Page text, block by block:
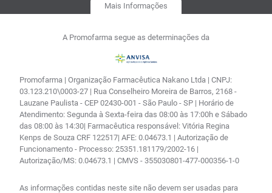
Mais Informações
A Promofarma segue as determinações da
Promofarma | Organização Farmacêutica Nakano Ltda | CNPJ:
03.123.210\0003-27 | Rua Conselheiro Moreira de Barros, 2168 -
Lauzane Paulista - CEP 02430-001 - São Paulo - SP | Horário de
Atendimento: Segunda à Sexta-feira das 08:00 às 17:00h e Sábado
das 08:00 às 14:30| Farmacêutica responsável: Vitória Regina
Kenps de Souza CRF 122517| AFE: 0.04673.1 | Autorização de
Funcionamento - Processo: 25351.181179/2002-16 |
Autorização/MS: 0.04673.1 | CMVS - 355030801-477-000356-1-0
As informações contidas neste site não devem ser usadas para